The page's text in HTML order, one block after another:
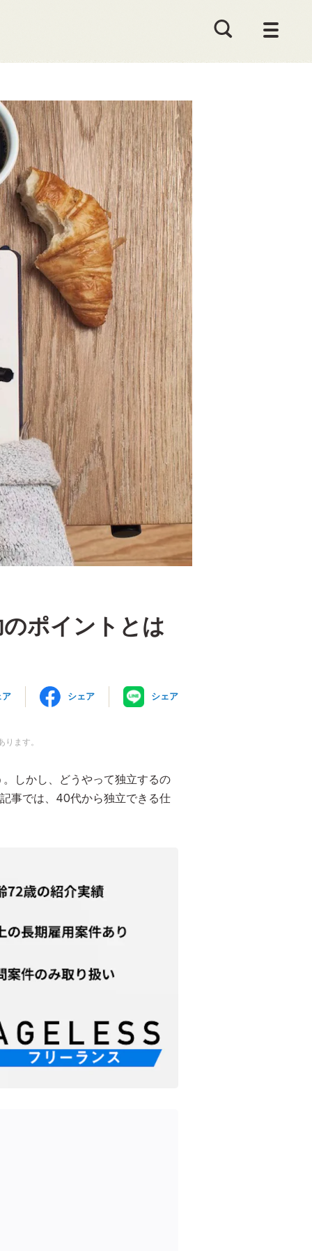
ポイントとは
ア シェア シェア
ます。
しかし、どうやって独立するの
事では、40代から独立できる仕